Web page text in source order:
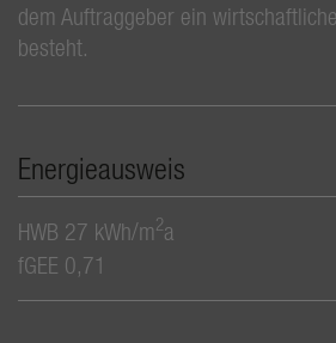
dem Auftraggeber ein
besteht.
Energieausweis
HWB 27 kWh/m2a
fGEE 0,71